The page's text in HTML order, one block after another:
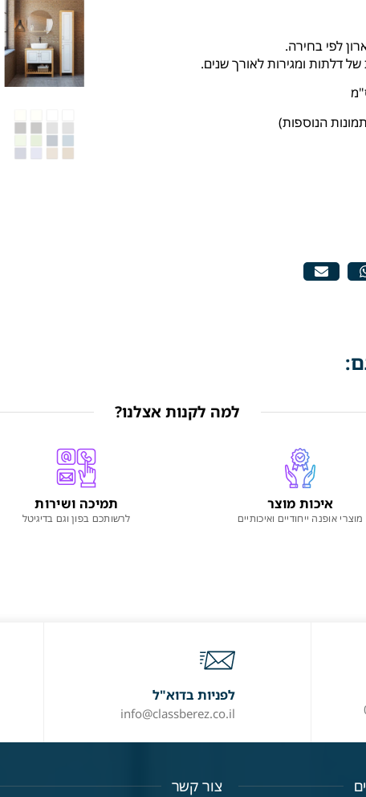
לפי בחירה.
הנוספות)
למה לקנות אצלנו?
איכות מוצר
מוצרי אופנה ייחודיים ואיכותיים
תמיכה ושירות
לרשותכם בפון וגם בדיגיטל
לפניות בדוא"ל
info@classberez.co.il
צור קשר